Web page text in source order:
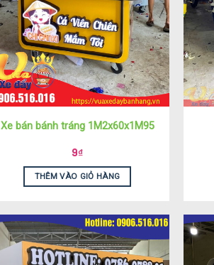
Xe bán bánh tráng 1M2x60x1M95
9₫
THÊM VÀO GIỎ HÀNG